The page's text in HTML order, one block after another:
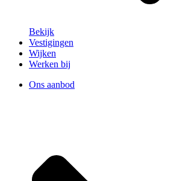
Bekijk
Vestigingen
Wijken
Werken bij
Ons aanbod